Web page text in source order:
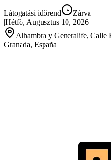
Látogatási időrend
Zárva
|Hétfő, Augusztus 10, 2026
Alhambra y Generalife, Calle
Granada, España